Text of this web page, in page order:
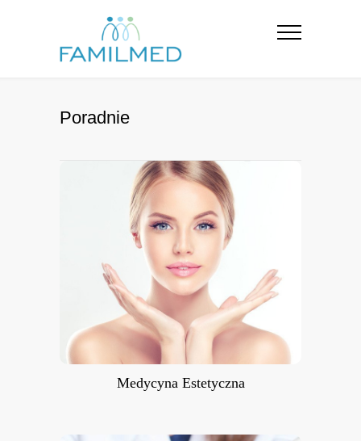
Poradnie
Medycyna Estetyczna
Medycyna Estetyczna